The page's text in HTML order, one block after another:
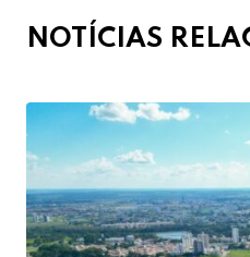
NOTÍCIAS